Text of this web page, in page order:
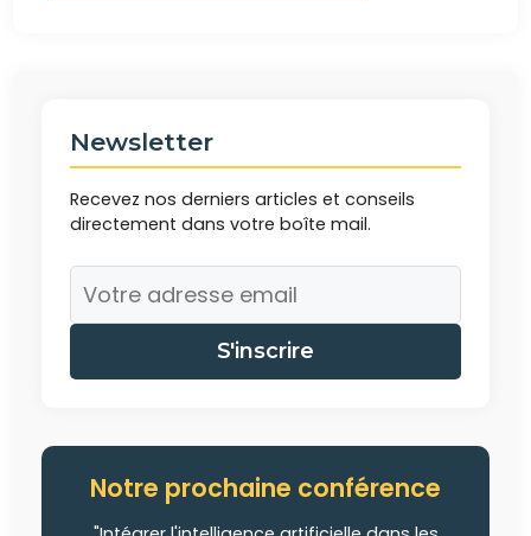
Newsletter
Recevez nos derniers articles et conseils
directement dans votre boîte mail.
S'inscrire
Notre prochaine conférence